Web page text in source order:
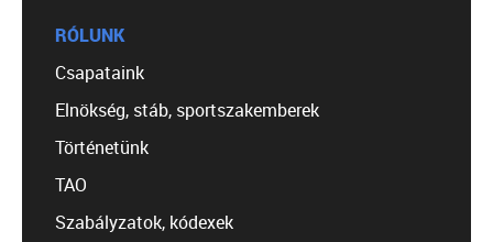
RÓLUNK
Csapataink
Elnökség, stáb, sportszakemberek
Történetünk
TAO
Szabályzatok, kódexek